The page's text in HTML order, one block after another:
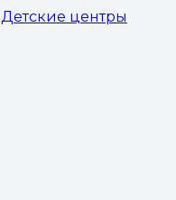
Детские центры